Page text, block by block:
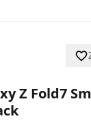
Z Fold7